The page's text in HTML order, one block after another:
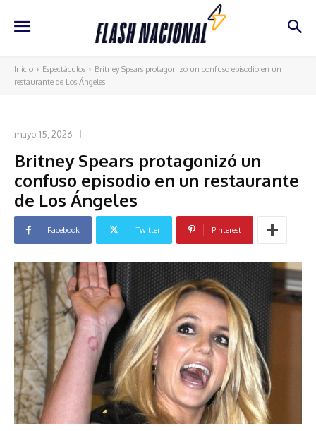
Inicio Espectáculos
Britney Spears protagonizó un confuso episodio en un
restaurante de Los Ángeles
mayo 15, 2026
Britney Spears protagonizó un
confuso episodio en un restaurante
de Los Ángeles
Facebook Twitter Pinterest